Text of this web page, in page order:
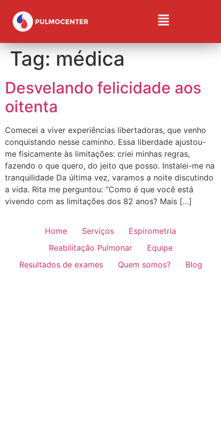
Tag:médica
Desvelando felicidade aos
oitenta
Comecei a viver experiências libertadoras, que venho
conquistando nesse caminho. Essa liberdade ajustou-
me fisicamente às limitações: criei minhas regras,
fazendo o que quero, do jeito que posso. Instalei-me na
tranquilidade Da última vez, varamos a noite discutindo
a vida. Rita me perguntou: “Como é que você está
vivendo com as limitações dos 82 anos? Mais […]
Home Serviços
Espirometria
Reabilitação Pulmonar
Equipe
Resultados de exames
Quem somos? Blog